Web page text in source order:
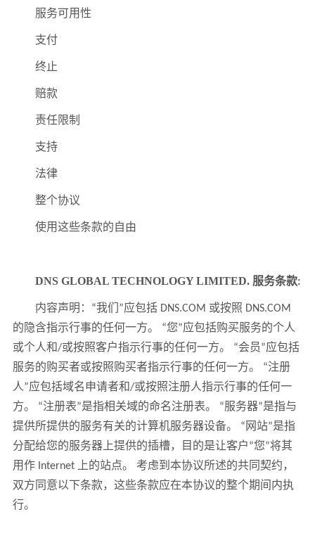
服务可用性
支付
终止
赔款
责任限制
支持
法律
整个协议
使用这些条款的自由
DNS GLOBAL TECHNOLOGY LIMITED. 服务条款:
内容声明：“我们”应包括 DNS.COM 或按照 DNS.COM
的隐含指示行事的任何一方。 “您”应包括购买服务的个人
或个人和/或按照客户指示行事的任何一方。 “会员”应包括
服务的购买者或按照购买者指示行事的任何一方。 “注册
人”应包括域名申请者和/或按照注册人指示行事的任何一
方。 “注册表”是指相关域的命名注册表。 “服务器”是指与
提供所提供的服务有关的计算机服务器设备。 “网站”是指
分配给您的服务器上提供的插槽，目的是让客户“您”将其
用作 Internet 上的站点。 考虑到本协议所述的共同契约，
双方同意以下条款，这些条款应在本协议的整个期间内执
行。